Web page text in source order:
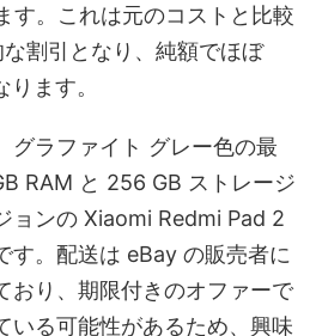
す。これは元のコストと比較
割引となり、純額でほぼ
ます。
グラファイト グレー色の最
RAM と 256 GB ストレージ
ョンの Xiaomi Redmi Pad 2
す。配送は eBay の販売者に
おり、期限付きのオファーで
いる可能性があるため、興味